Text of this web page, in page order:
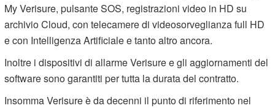
My Verisure, pulsante SOS, registrazioni video in HD su
archivio Cloud, con telecamere di videosorveglianza full HD
e con Intelligenza Artificiale e tanto altro ancora.
Inoltre i dispositivi di allarme Verisure e gli aggiornamenti del
software sono garantiti per tutta la durata del contratto.
Insomma Verisure è da decenni il punto di riferimento nel